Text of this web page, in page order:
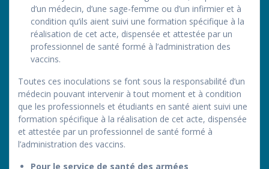
d’un médecin, d’une sage-femme ou d’un infirmier et à
condition qu’ils aient suivi une formation spécifique à la
réalisation de cet acte, dispensée et attestée par un
professionnel de santé formé à l’administration des
vaccins.
Toutes ces inoculations se font sous la responsabilité d’un
médecin pouvant intervenir à tout moment et à condition
que les professionnels et étudiants en santé aient suivi une
formation spécifique à la réalisation de cet acte, dispensée
et attestée par un professionnel de santé formé à
l’administration des vaccins.
Pour le service de santé des armées